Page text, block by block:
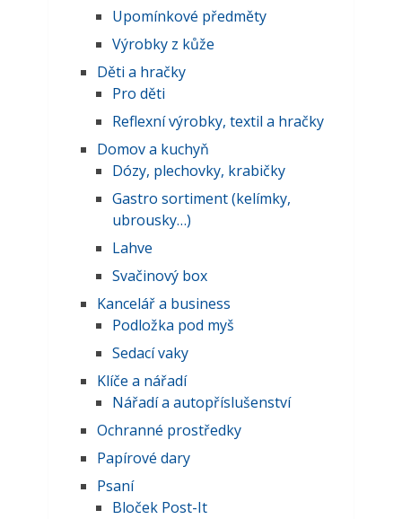
Upomínkové předměty
Výrobky z kůže
Děti a hračky
Pro děti
Reflexní výrobky, textil a hračky
Domov a kuchyň
Dózy, plechovky, krabičky
Gastro sortiment (kelímky,
ubrousky…)
Lahve
Svačinový box
Kancelář a business
Podložka pod myš
Sedací vaky
Klíče a nářadí
Nářadí a autopříslušenství
Ochranné prostředky
Papírové dary
Psaní
Bloček Post-It